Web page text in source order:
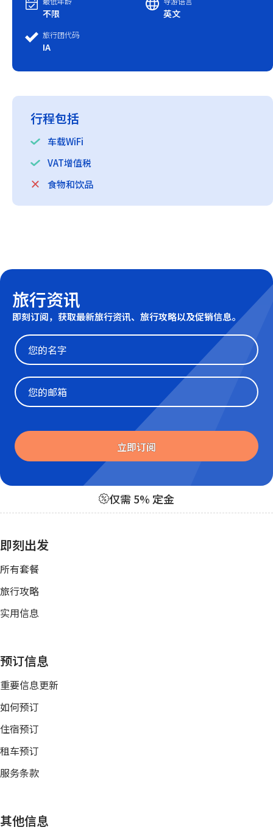
不限 英文
旅行团代码
IA
行程包括
车载WiFi
VAT增值税
食物和饮品
旅行资讯
即刻订阅，获取最新旅行资讯、旅行攻略以及促销信息。
立即订阅
仅需 5% 定金
即刻出发
所有套餐
旅行攻略
实用信息
预订信息
重要信息更新
如何预订
住宿预订
租车预订
服务条款
其他信息